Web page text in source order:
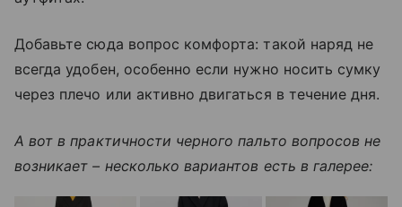
Добавьте сюда вопрос комфорта: такой наряд не
всегда удобен, особенно если нужно носить сумку
через плечо или активно двигаться в течение дня.
А вот в практичности черного пальто вопросов не
возникает – несколько вариантов есть в галерее: